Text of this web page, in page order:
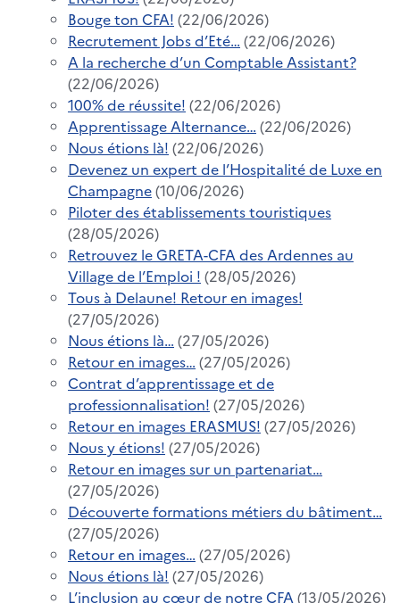
Bouge ton CFA! (22/06/2026)
Recrutement Jobs d’Eté… (22/06/2026)
A la recherche d’un Comptable Assistant?
(22/06/2026)
100% de réussite! (22/06/2026)
Apprentissage Alternance… (22/06/2026)
Nous étions là! (22/06/2026)
Devenez un expert de l’Hospitalité de Luxe en
Champagne(10/06/2026)
Piloter des établissements touristiques
(28/05/2026)
Retrouvez le GRETA-CFA des Ardennes au
Village de l’Emploi ! (28/05/2026)
Tous à Delaune! Retour en images!
(27/05/2026)
Nous étions là… (27/05/2026)
Retour en images… (27/05/2026)
Contrat d’apprentissage et de
professionnalisation! (27/05/2026)
Retour en images ERASMUS! (27/05/2026)
Nous y étions! (27/05/2026)
Retour en images sur un partenariat…
(27/05/2026)
Découverte formations métiers du bâtiment…
(27/05/2026)
Retour en images… (27/05/2026)
Nous étions là! (27/05/2026)
L’inclusion au cœur de notre CFA (13/05/2026)